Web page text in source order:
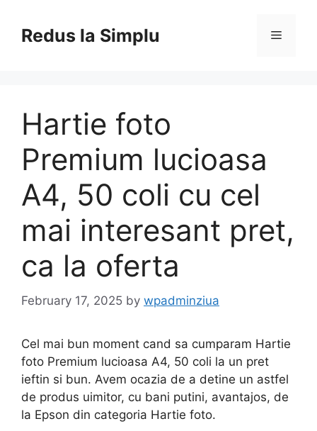
contentRedus la Simplu Menu
Hartie foto
Premium lucioasa
A4, 50 coli cu cel
mai interesant pret,
ca la oferta
February 17, 2025 by wpadminziua
Cel mai bun moment cand sa cumparam Hartie
foto Premium lucioasa A4, 50 coli la un pret
ieftin si bun. Avem ocazia de a detine un astfel
de produs uimitor, cu bani putini, avantajos, de
la Epson din categoria Hartie foto.